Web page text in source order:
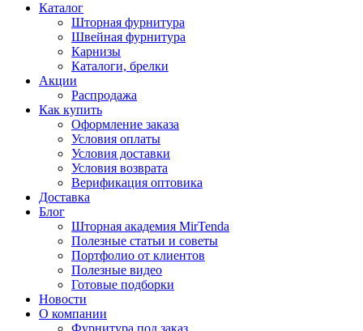
Каталог
Шторная фурнитура
Швейная фурнитура
Карнизы
Каталоги, брелки
Акции
Распродажа
Как купить
Оформление заказа
Условия оплаты
Условия доставки
Условия возврата
Верификация оптовика
Доставка
Блог
Шторная академия MirTenda
Полезные статьи и советы
Портфолио от клиентов
Полезные видео
Готовые подборки
Новости
О компании
Фурнитура под заказ